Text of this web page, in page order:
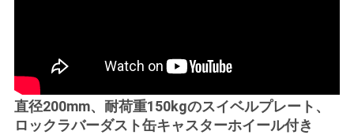
さ
い
直径200mm、耐荷重150kgのスイベルプレート、
ロックラバーダスト缶キャスターホイール付き